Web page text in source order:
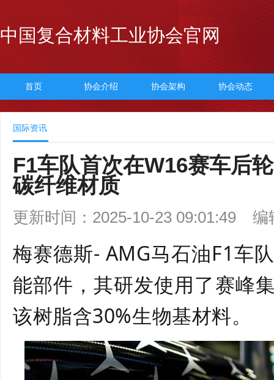
中国复合材料工业协会官网
首页 协会介绍 协会架构 协会动态
国际资讯
F1车队首次在W16赛车后
碳纤维材质
更新时间：2025-10-23 09:01:49 编
梅赛德斯- AMG马石油F1车
能部件，其研发使用了赛峰
该树脂含30%生物基材料。